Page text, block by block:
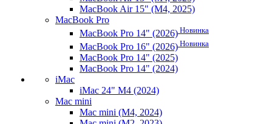
MacBook Air 15" (M4, 2025)
MacBook Pro
MacBook Pro 14" (2026) Новинка
MacBook Pro 16" (2026) Новинка
MacBook Pro 14" (2025)
MacBook Pro 14" (2024)
iMac
iMac 24" M4 (2024)
Mac mini
Mac mini (M4, 2024)